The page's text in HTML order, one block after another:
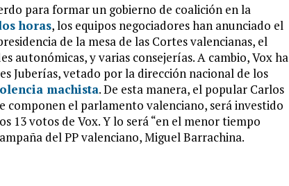
para formar un gobierno de coalición en la
horas, los equipos negociadores han anunciado el
de la mesa de las Cortes valencianas, el
autonómicas, y varias consejerías. A cambio, Vox ha
Juberías, vetado por la dirección nacional de los
machista. De esta manera, el popular Carlos
componen el parlamento valenciano, será investido
13 votos de Vox. Y lo será “en el menor tiempo
del PP valenciano, Miguel Barrachina.